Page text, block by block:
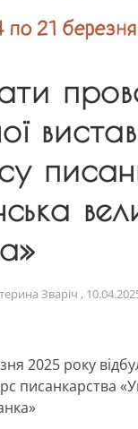
Зваріч ,
2025 року
писанкарства